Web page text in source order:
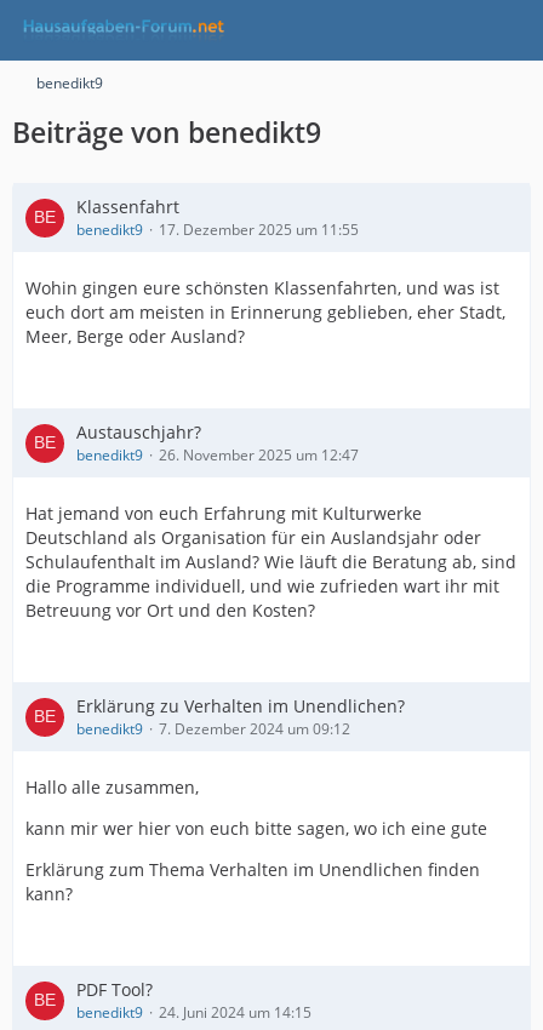
benedikt9
Beiträge von benedikt9
Klassenfahrt
benedikt9 17. Dezember 2025 um 11:55
Wohin gingen eure schönsten Klassenfahrten, und was ist
euch dort am meisten in Erinnerung geblieben, eher Stadt,
Meer, Berge oder Ausland?
Austauschjahr?
benedikt9 26. November 2025 um 12:47
Hat jemand von euch Erfahrung mit Kulturwerke
Deutschland als Organisation für ein Auslandsjahr oder
Schulaufenthalt im Ausland? Wie läuft die Beratung ab, sind
die Programme individuell, und wie zufrieden wart ihr mit
Betreuung vor Ort und den Kosten?
Erklärung zu Verhalten im Unendlichen?
benedikt9 7. Dezember 2024 um 09:12
Hallo alle zusammen,
kann mir wer hier von euch bitte sagen, wo ich eine gute
Erklärung zum Thema Verhalten im Unendlichen finden
kann?
PDF Tool?
benedikt9 24. Juni 2024 um 14:15